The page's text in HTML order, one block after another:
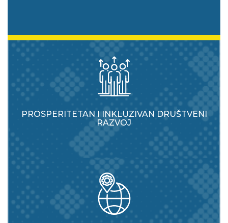
PROSPERITETAN I INKLUZIVAN DRUŠTVENI
RAZVOJ